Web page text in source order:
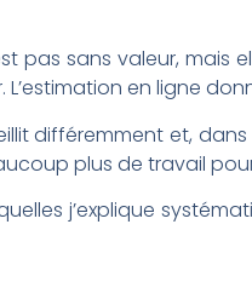
pas sans valeur,
en ligne
différemment et,
plus de travail pour
j’explique